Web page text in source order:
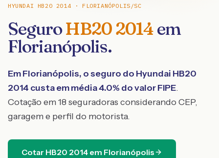
HYUNDAI HB20 2014·FLORIANÓPOLIS /SC
SeguroHB202014em
Florianópolis.
EmFlorianópolis, o seguro do Hyundai HB20
2014 custa em média4.0% do valor FIPE.
Cotação em 18 seguradoras considerando CEP,
garagem e perfil do motorista.
Cotar HB20 2014 em Florianópolis